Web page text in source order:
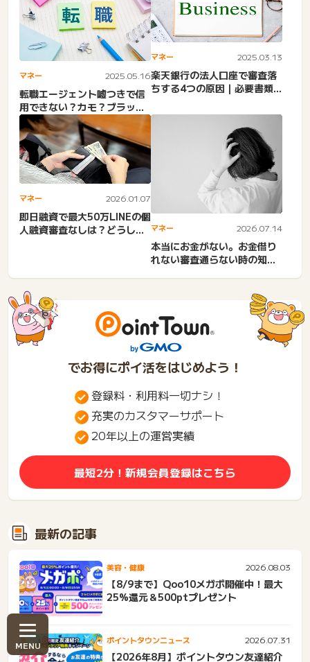
マネー 2025.05.16
転職エージェント嘘つきで信
用できない？カモ？ブラック
ばかり。 不信感・トラブル...
マネー 2025.03.13
楽天銀行の法人口座で審査落
ちする4つの原因｜必要書類
電...
マネー 2026.01.07
即日融資で最大50万LINEの個
人融資審査なしは？どうして
マネー 2026.07.14
本当にお金がない。お金借り
れない審査通らない時の知恵
でお得にポイ活をはじめよう！
登録料・利用料一切ナシ！
充実のカスタマーサポート
20年以上の運営実績
最短2分！新規会員登録はこちら
最新の記事
美容・健康 2026.08.03
【8/9まで】Qoo10メガポ開催中！最大
25%還元＆500ptプレゼント
ポイントタウンニュース 2026.07.31
【2026年8月】ポイントタウン友達紹介